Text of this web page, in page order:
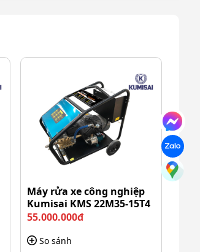
Máy rửa xe công nghiệp
Kumisai KMS 22M35-15T4
55.000.000đ
So sánh